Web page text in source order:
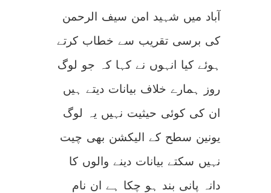
آباد میں شہید امن سیف الرحمن
کی برسی تقریب سے خطاب کرتے
ہوئے کیا انہوں نے کہا کہ جو لوگ
روز ہمارے خلاف بیانات دیتے ہیں
ان کی کوئی حیثیت نہیں یہ لوگ
یونین سطح کے الیکشن بھی چیت
نہیں سکتے بیانات دینے والوں کا
دانہ پانی بند ہو چکا ہے ان نام